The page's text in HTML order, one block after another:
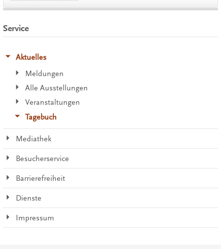
Service
Aktuelles
Meldungen
Alle Ausstellungen
Veranstaltungen
Tagebuch
Mediathek
Besucherservice
Barrierefreiheit
Dienste
Impressum